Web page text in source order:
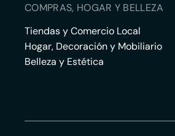
COMPRAS, HOGAR Y BELLEZA
Tiendas y Comercio Local
Hogar, Decoración y Mobiliario
Belleza y Estética